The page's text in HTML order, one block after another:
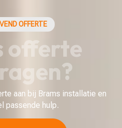
OFFERTE
offerte
aan bij Brams installatie en
passende hulp.